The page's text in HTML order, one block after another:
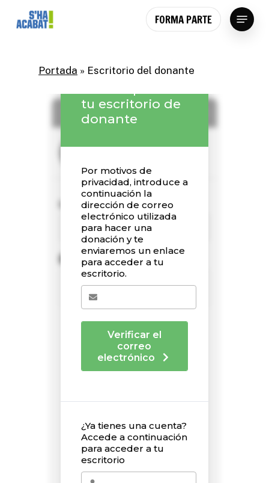
FORMA PARTE Menu
Portada » Escritorio del donante